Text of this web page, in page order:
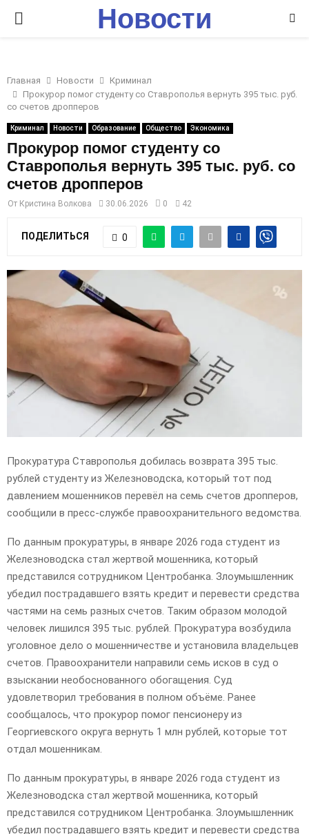
P
I
M
A
R
Y
M
E
U
Новости
Главная Новости
Криминал
Прокурор помог студенту со Ставрополья вернуть 395 тыс. руб.
со счетов дропперов
Криминал Новости Образование Общество Экономика
Прокурор помог студенту со
Ставрополья вернуть 395 тыс. руб. со
счетов дропперов
От Кристина Волкова 30.06.2026 0 42
ПОДЕЛИТЬСЯ 0
Прокуратура Ставрополья добилась возврата 395 тыс.
рублей студенту из Железноводска, который тот под
давлением мошенников перевёл на семь счетов дропперов,
сообщили в пресс-службе правоохранительного ведомства.
По данным прокуратуры, в январе 2026 года студент из
Железноводска стал жертвой мошенника, который
представился сотрудником Центробанка. Злоумышленник
убедил пострадавшего взять кредит и перевести средства
частями на семь разных счетов. Таким образом молодой
человек лишился 395 тыс. рублей. Прокуратура возбудила
уголовное дело о мошенничестве и установила владельцев
счетов. Правоохранители направили семь исков в суд о
взыскании необоснованного обогащения. Суд
удовлетворил требования в полном объёме. Ранее
сообщалось, что прокурор помог пенсионеру из
Георгиевского округа вернуть 1 млн рублей, которые тот
отдал мошенникам.
По данным прокуратуры, в январе 2026 года студент из
Железноводска стал жертвой мошенника, который
представился сотрудником Центробанка. Злоумышленник
убедил пострадавшего взять кредит и перевести средства